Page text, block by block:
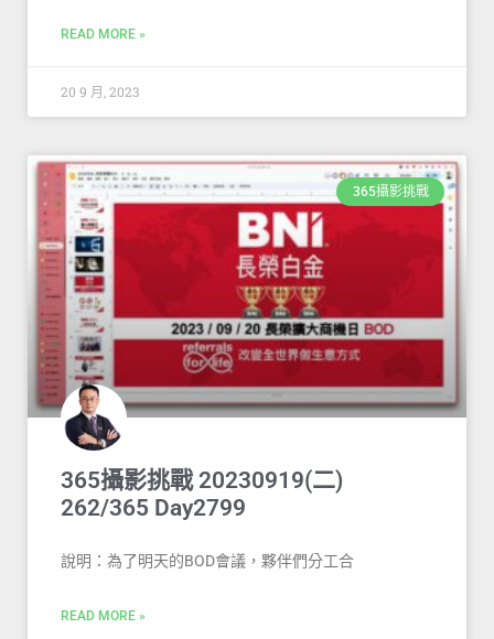
READ MORE »
20 9 月, 2023
365攝影挑戰
365攝影挑戰 20230919(二)
262/365 Day2799
說明：為了明天的BOD會議，夥伴們分工合
READ MORE »